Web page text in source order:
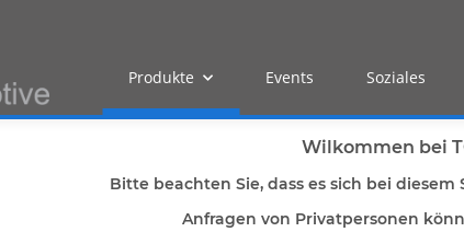
Produkte Events Soziales
Wilkommen bei
Bitte beachten Sie, dass es sich bei
Anfragen von Privatpersonen